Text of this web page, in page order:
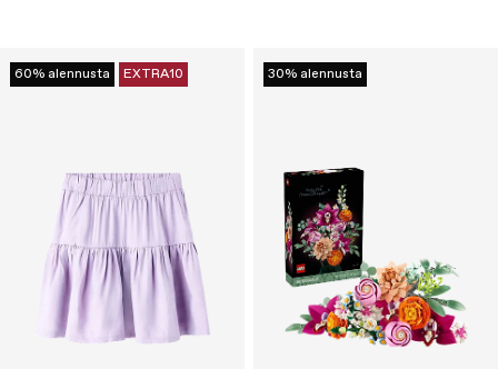
60% alennusta EXTRA10 30% alennusta